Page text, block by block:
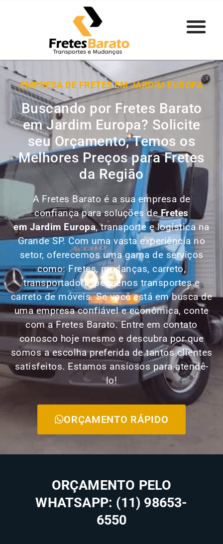
EMPRESA DE FRETES EM JARDIM EUROPA
Buscando por Fretes Barato
em Jardim Europa? Solicite
seu Orçamento, Temos os
Melhores Preços para Fretes
da Região
A Fretes Barato é a sua empresa de
confiança para soluções deFretes
em Jardim Europa, transporte e logística na
Grande SP. Com uma vasta experiência no
setor, oferecemos uma gama de serviços
como: Fretes, mudanças, carreto,
transportadora, pequenos transportes e
carreto de móveis. Se você está em busca de
uma empresa confiável e econômica, conte
com a Fretes Barato. Entre em contato
conosco hoje mesmo e descubra por que
somos a escolha preferida de tantos clientes
satisfeitos. Estamos ansiosos para atendê-
lo!
ORÇAMENTO RÁPIDO
ORÇAMENTO PELO
WHATSAPP: (11) 98653-
6550